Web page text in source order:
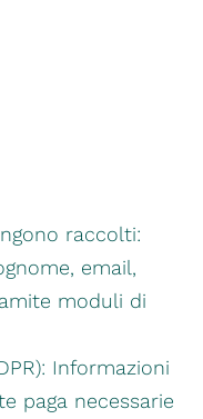
raccolti:
email,
moduli di
Informazioni
paga necessarie